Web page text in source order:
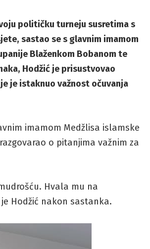
političku turneju susretima s
sastao se s glavnim imamom
Blaženkom Bobanom te
Hodžić je prisustvovao
je istaknuo važnost očuvanja
imamom Medžlisa islamske
o pitanjima važnim za
Hvala mu na
Hodžić nakon sastanka.